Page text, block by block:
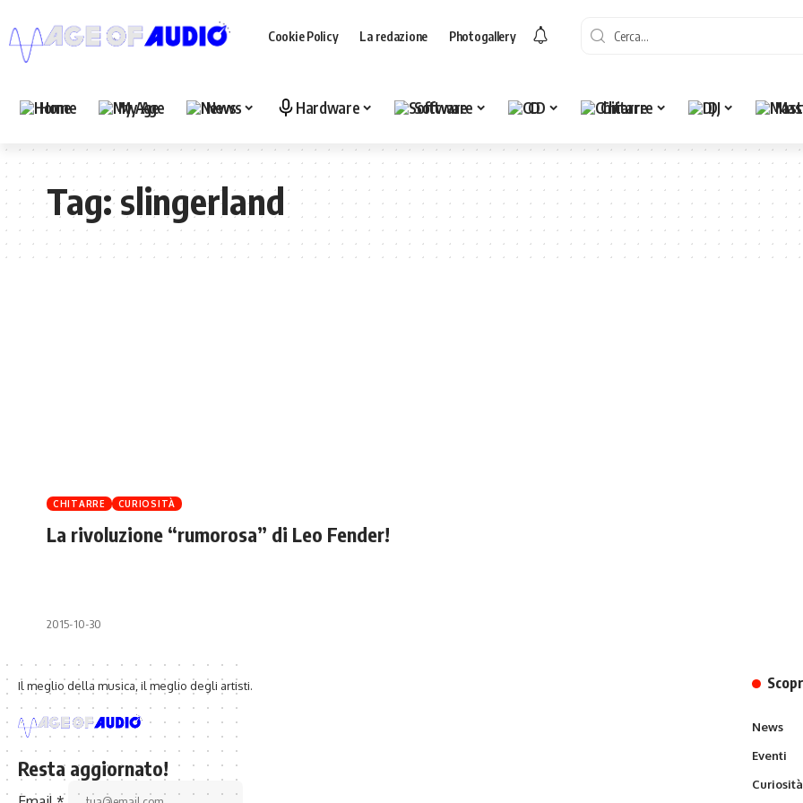
Cookie Policy La redazione Photogallery
Home My Age News Hardware Software CD Chitarre DJ
Tag:slingerland
CHITARRE CURIOSITÀ
La rivoluzione “rumorosa” di Leo Fender!
2015-10-30
Il meglio della musica, il meglio degli artisti.
Resta aggiornato!
News
Eventi
Curiosità